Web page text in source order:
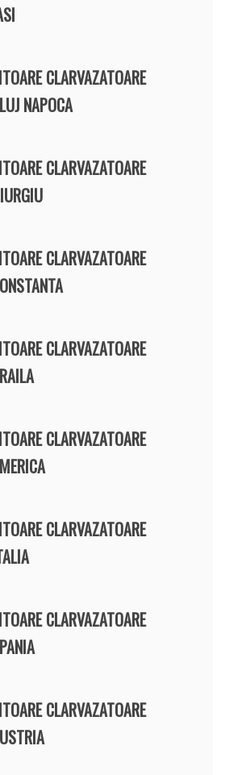
CLARVAZATOARE
NAPOCA
CLARVAZATOARE
CLARVAZATOARE
CLARVAZATOARE
CLARVAZATOARE
CLARVAZATOARE
CLARVAZATOARE
CLARVAZATOARE